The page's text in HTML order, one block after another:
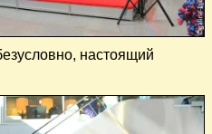
настоящий